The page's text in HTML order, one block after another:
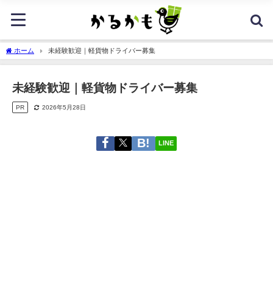
ホーム 未経験歓迎｜軽貨物ドライバー募集
未経験歓迎｜軽貨物ドライバー募集
PR 2026年5月28日
LINE